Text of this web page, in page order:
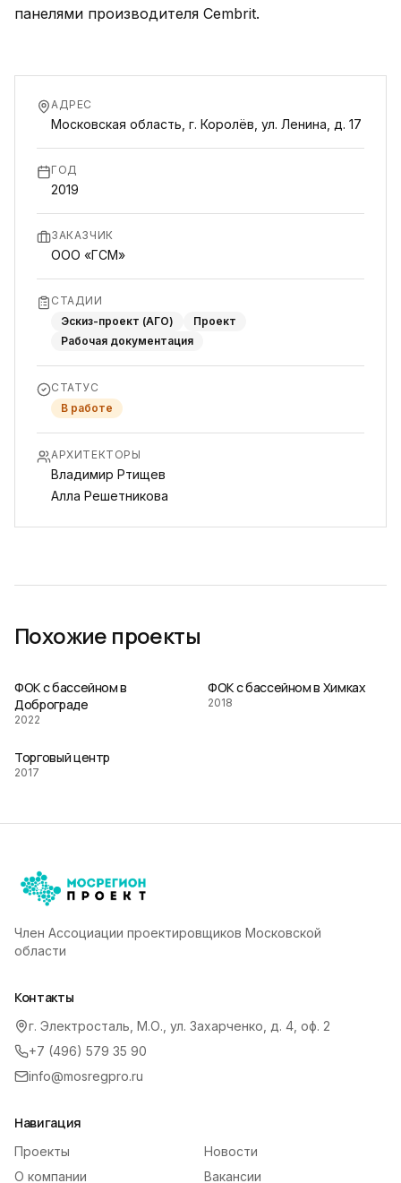
панелями производителя Cembrit.
АДРЕС
Московская область, г. Королёв, ул. Ленина, д. 17
ГОД
2019
ЗАКАЗЧИК
ООО «ГСМ»
СТАДИИ
Эскиз-проект (АГО)
Проект
Рабочая документация
СТАТУС
В работе
АРХИТЕКТОРЫ
Владимир Ртищев
Алла Решетникова
Похожие проекты
ФОК с бассейном в
Доброграде
2022
ФОК с бассейном в Химках
2018
Торговый центр
2017
Член Ассоциации проектировщиков Московской
области
Контакты
г. Электросталь, М.О., ул. Захарченко, д. 4, оф. 2
+7 (496) 579 35 90
info@mosregpro.ru
Навигация
Проекты
Новости
О компании
Вакансии